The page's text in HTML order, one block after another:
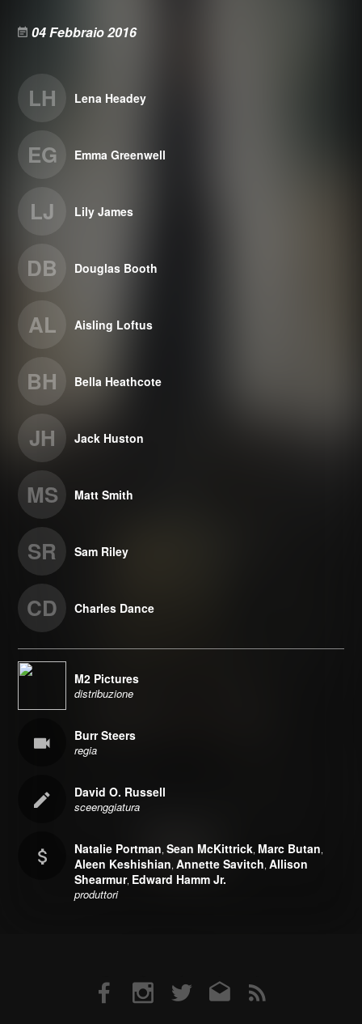
04 Febbraio 2016
LH Lena Headey
EG Emma Greenwell
LJ Lily James
DB Douglas Booth
AL Aisling Loftus
BH Bella Heathcote
JH Jack Huston
MS Matt Smith
SR Sam Riley
CD Charles Dance
M2 Pictures
distribuzione
Burr Steers
regia
David O. Russell
sceenggiatura
Natalie Portman,Sean McKittrick, Marc Butan,
Aleen Keshishian,Annette Savitch,Allison
Shearmur, Edward Hamm Jr.
produttori